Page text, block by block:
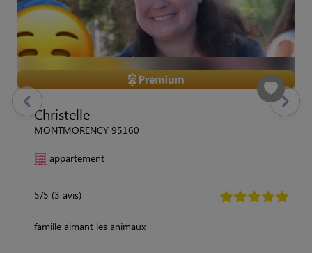
Christelle
MONTMORENCY 95160
appartement
5/5 (3 avis)
famille aimant les animaux
previous Suivant